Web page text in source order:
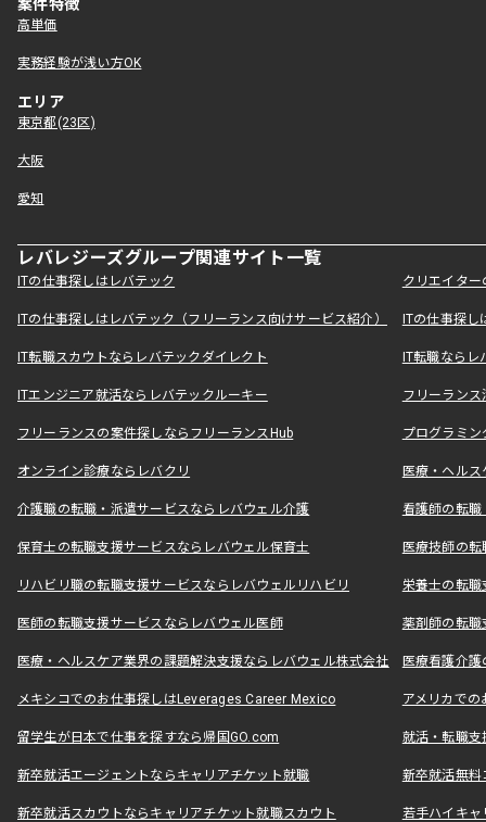
案件特徴
高単価
実務経験が浅い方OK
エリア
東京都(23区)
大阪
愛知
レバレジーズグループ関連サイト一覧
ITの仕事探しはレバテック クリエイタ
ITの仕事探しはレバテック（フリーランス向けサービス紹介） ITの仕事探
IT転職スカウトならレバテックダイレクト IT転職なら
ITエンジニア就活ならレバテックルーキー フリーラン
フリーランスの案件探しならフリーランスHub プログラミ
オンライン診療ならレバクリ 医療・ヘル
介護職の転職・派遣サービスならレバウェル介護 看護師の転
保育士の転職支援サービスならレバウェル保育士 医療技師の
リハビリ職の転職支援サービスならレバウェルリハビリ 栄養士の転
医師の転職支援サービスならレバウェル医師 薬剤師の転
医療・ヘルスケア業界の課題解決支援ならレバウェル株式会社 医療看護介
メキシコでのお仕事探しはLeverages Career Mexico アメリカで
留学生が日本で仕事を探すなら帰国GO.com 就活・転職
新卒就活エージェントならキャリアチケット就職 新卒就活無料
新卒就活スカウトならキャリアチケット就職スカウト 若手ハイキ